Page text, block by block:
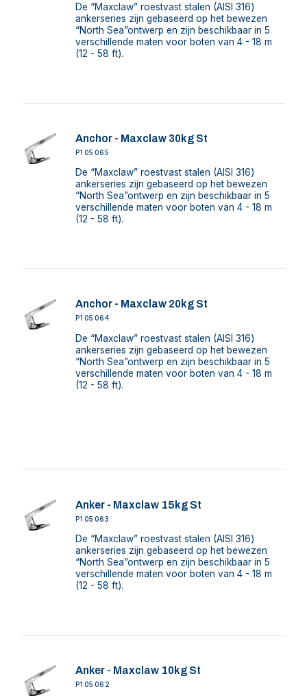
De “Maxclaw” roestvast stalen (AISI 316)
ankerseries zijn gebaseerd op het bewezen
“North Sea”ontwerp en zijn beschikbaar in 5
verschillende maten voor boten van 4 - 18 m
(12 - 58 ft).
Anchor - Maxclaw 30kg St
P105065
De “Maxclaw” roestvast stalen (AISI 316)
ankerseries zijn gebaseerd op het bewezen
“North Sea”ontwerp en zijn beschikbaar in 5
verschillende maten voor boten van 4 - 18 m
(12 - 58 ft).
Anchor - Maxclaw 20kg St
P105064
De “Maxclaw” roestvast stalen (AISI 316)
ankerseries zijn gebaseerd op het bewezen
“North Sea”ontwerp en zijn beschikbaar in 5
verschillende maten voor boten van 4 - 18 m
(12 - 58 ft).
Anker - Maxclaw 15kg St
P105063
De “Maxclaw” roestvast stalen (AISI 316)
ankerseries zijn gebaseerd op het bewezen
“North Sea”ontwerp en zijn beschikbaar in 5
verschillende maten voor boten van 4 - 18 m
(12 - 58 ft).
Anker - Maxclaw 10kg St
P105062